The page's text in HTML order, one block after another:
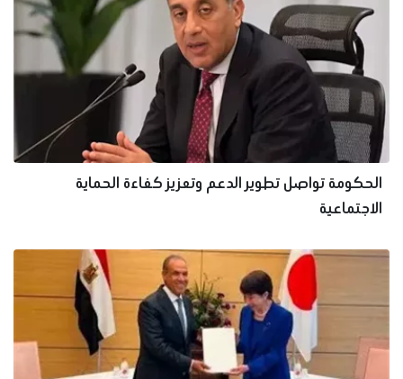
الحكومة تواصل تطوير الدعم وتعزيز كفاءة الحماية
الاجتماعية